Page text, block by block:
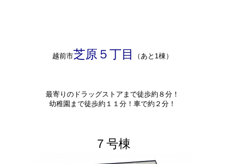
越前市芝原５丁目 （あと1棟）
最寄りのドラッグストアまで徒歩約８分！
幼稚園まで徒歩約１１分！車で約２分！
７号棟